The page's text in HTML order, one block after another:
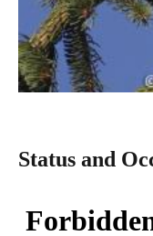
Status and